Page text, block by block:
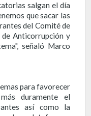
salgan el día
que sacar las
del Comité de
Anticorrupción y
señaló Marco
para favorecer
duramente el
así como la